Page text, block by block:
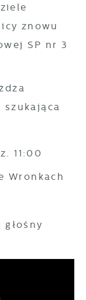
znowu
SP nr 3
szukająca
11:00
Wronkach
uzyskanie
witryny
www. Dane
informacje
cookies
i
oraz
oraz